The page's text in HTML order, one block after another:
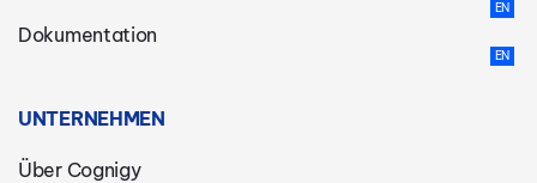
Dokumentation
UNTERNEHMEN
Über Cognigy